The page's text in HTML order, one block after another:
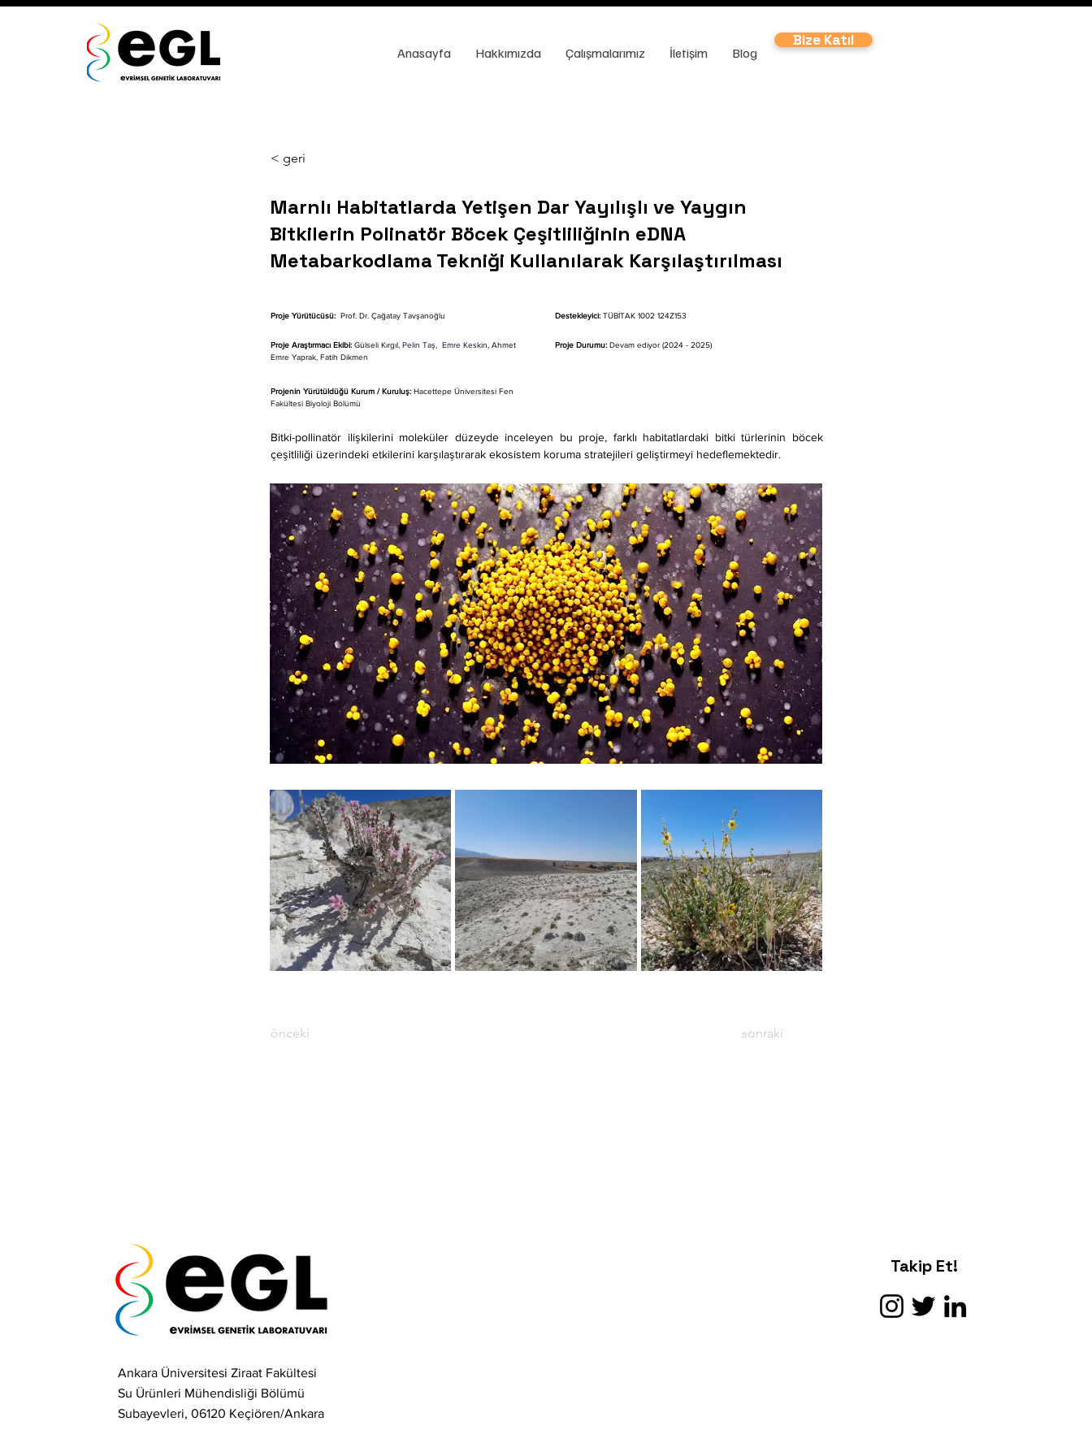
Anasayfa Hakkımızda Çalışmalarımız İletişim Blog
Bize Katıl
< geri
Marnlı Habitatlarda Yetişen Dar Yayılışlı ve Yaygın
Bitkilerin Polinatör Böcek Çeşitliliğinin eDNA
Metabarkodlama Tekniği Kullanılarak Karşılaştırılması
Proje Yürütücüsü: Prof. Dr. Çağatay Tavşanoğlu
Proje Araştırmacı Ekibi: Gülseli Kırgıl, Pelin Taş, Emre Keskin Ahmet
Emre Yaprak, Fatih Dikmen
Projenin Yürütüldüğü Kurum / Kuruluş: Hacettepe Üniversitesi Fen
Fakültesi Biyoloji Bölümü
Destekleyici: TÜBİTAK 1002 124Z153
Proje Durumu: Devam ediyor (2024 - 2025)
Bitki-pollinatör ilişkilerini moleküler düzeyde inceleyen bu proje, farklı habitatlardaki bitki türlerinin böcek
çeşitliliği üzerindeki etkilerini karşılaştırarak ekosistem koruma stratejileri geliştirmeyi hedeflemektedir.
önceki sonraki
Ankara Üniversitesi Ziraat Fakültesi
Su Ürünleri Mühendisliği Bölümü
Subayevleri, 06120 Keçiören/Ankara
Takip Et!